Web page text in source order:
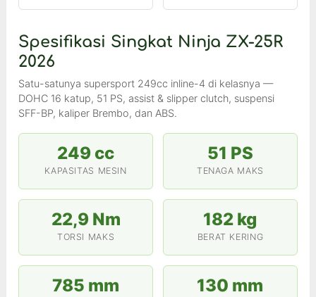
Spesifikasi Singkat Ninja ZX-25R
2026
Satu-satunya supersport 249cc inline-4 di kelasnya —
DOHC 16 katup, 51 PS, assist & slipper clutch, suspensi
SFF-BP, kaliper Brembo, dan ABS.
249 cc
KAPASITAS MESIN
51 PS
TENAGA MAKS
22,9 Nm
TORSI MAKS
182 kg
BERAT KERING
785 mm 130 mm